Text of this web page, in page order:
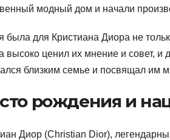
модный дом и начали
была для Кристиана Диора не
высоко ценил их мнение и совет,
близким семье и посвящал им
рождения и
Диор (Christian Dior),